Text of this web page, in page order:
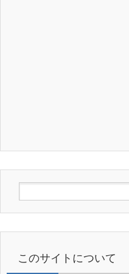
このサイトについて